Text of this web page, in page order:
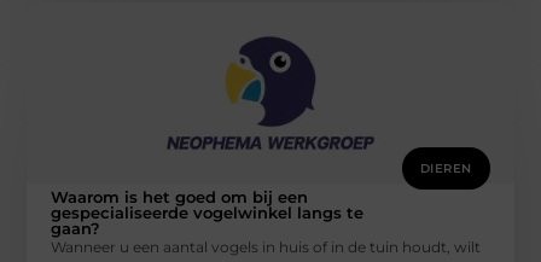
DIEREN
Waarom is het goed om bij een
gespecialiseerde vogelwinkel langs te
gaan?
Wanneer u een aantal vogels in huis of in de tuin houdt, wilt